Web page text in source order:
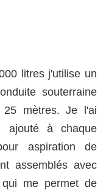
litres j'utilise un
souterraine
mètres. Je l'ai
ajouté à chaque
aspiration de
assemblés avec
me permet de